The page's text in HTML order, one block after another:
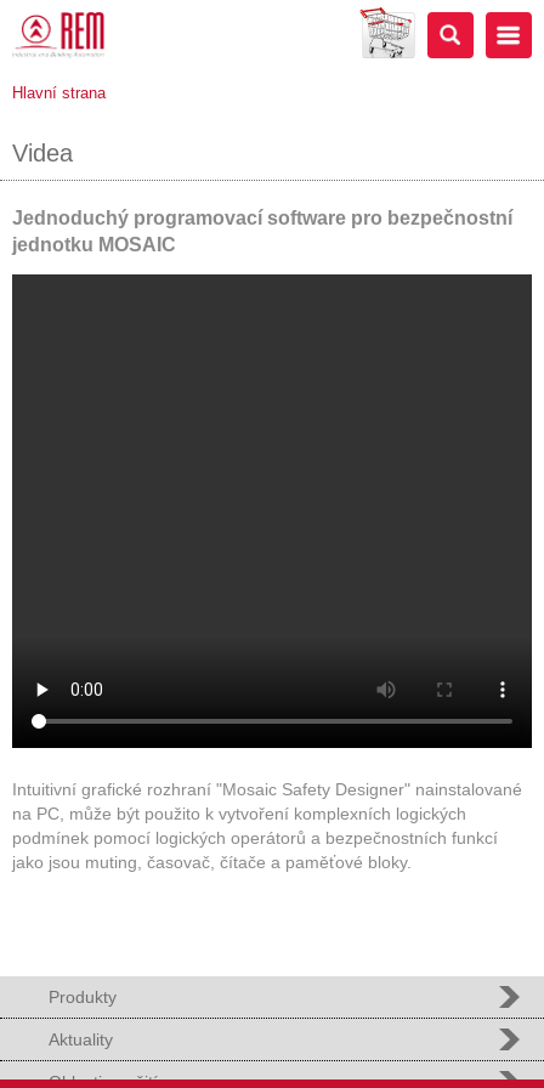
Hlavní strana
Videa
Jednoduchý programovací software pro bezpečnostní
jednotku MOSAIC
Intuitivní grafické rozhraní "Mosaic Safety Designer" nainstalované
na PC, může být použito k vytvoření komplexních logických
podmínek pomocí logických operátorů a bezpečnostních funkcí
jako jsou muting, časovač, čítače a paměťové bloky.
Produkty
Aktuality
Oblasti použití